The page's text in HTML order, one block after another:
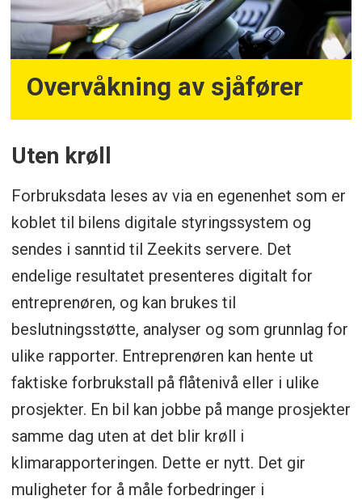
Overvåkning av sjåfører
Uten krøll
Forbruksdata leses av via en egenenhet som er
koblet til bilens digitale styringssystem og
sendes i sanntid til Zeekits servere. Det
endelige resultatet presenteres digitalt for
entreprenøren, og kan brukes til
beslutningsstøtte, analyser og som grunnlag for
ulike rapporter. Entreprenøren kan hente ut
faktiske forbrukstall på flåtenivå eller i ulike
prosjekter. En bil kan jobbe på mange prosjekter
samme dag uten at det blir krøll i
klimarapporteringen. Dette er nytt. Det gir
muligheter for å måle forbedringer i